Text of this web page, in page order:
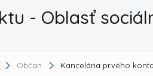
- Oblasť
Občan Kancelária prvého